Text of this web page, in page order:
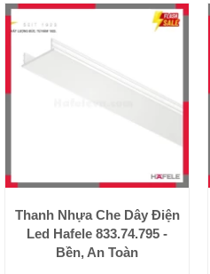
Thanh Nhựa Che Dây Điện
Led Hafele 833.74.795 -
Bền, An Toàn